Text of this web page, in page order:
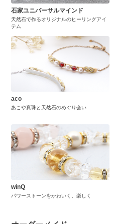
石家ユニバーサルマインド
天然石で作るオリジナルのヒーリングアイ
テム
aco
あこや真珠と天然石のめぐり会い
winQ
パワーストーンをかわいく、楽しく